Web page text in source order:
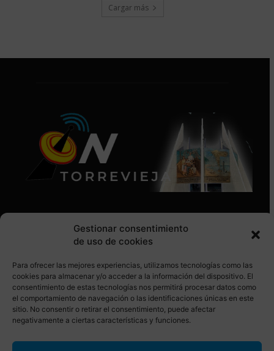
Gestionar consentimiento
de uso de cookies
Para ofrecer las mejores experiencias, utilizamos tecnologías como las
cookies para almacenar y/o acceder a la información del dispositivo. El
consentimiento de estas tecnologías nos permitirá procesar datos como
el comportamiento de navegación o las identificaciones únicas en este
sitio. No consentir o retirar el consentimiento, puede afectar
negativamente a ciertas características y funciones.
Cargar más
SÍGUENOS EN REDES SOCIALES